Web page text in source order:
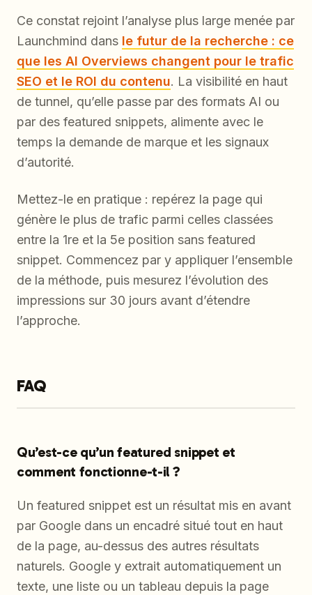
Ce constat rejoint l’analyse plus large menée par
Launchmind dans le futur de la recherche : ce
que les AI Overviews changent pour le trafic
SEO et le ROI du contenu. La visibilité en haut
de tunnel, qu’elle passe par des formats AI ou
par des featured snippets, alimente avec le
temps la demande de marque et les signaux
d’autorité.
Mettez-le en pratique : repérez la page qui
génère le plus de trafic parmi celles classées
entre la 1re et la 5e position sans featured
snippet. Commencez par y appliquer l’ensemble
de la méthode, puis mesurez l’évolution des
impressions sur 30 jours avant d’étendre
l’approche.
FAQ
Qu’est-ce qu’un featured snippet et
comment fonctionne-t-il ?
Un featured snippet est un résultat mis en avant
par Google dans un encadré situé tout en haut
de la page, au-dessus des autres résultats
naturels. Google y extrait automatiquement un
texte, une liste ou un tableau depuis la page